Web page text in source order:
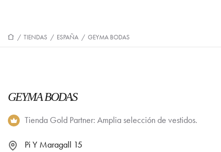
/ TIENDAS / ESPAÑA / GEYMA BODAS
GEYMA BODAS
Tienda Gold Partner: Amplia selección de vestidos.
Pi Y Maragall 15